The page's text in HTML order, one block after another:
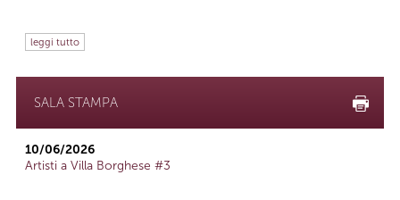
leggi tutto
SALA STAMPA
10/06/2026
Artisti a Villa Borghese #3